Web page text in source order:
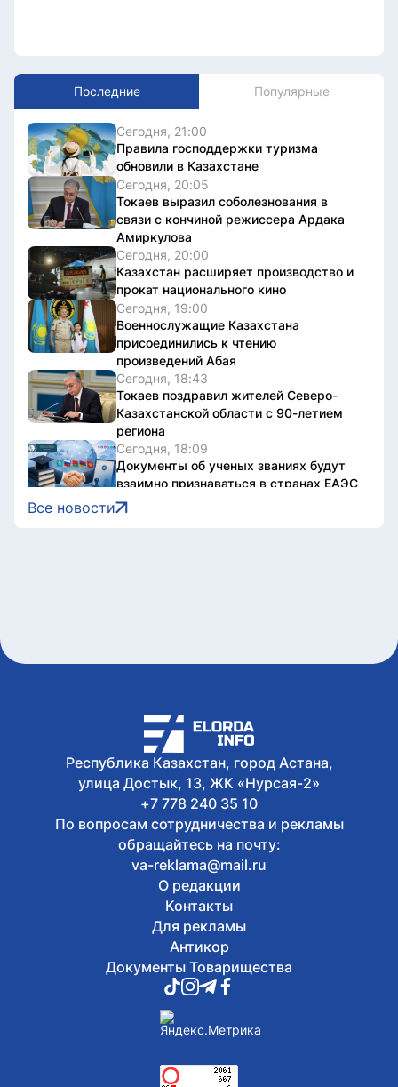
Последние Популярные
Сегодня, 21:00
Правила господдержки туризма
обновили в Казахстане
Сегодня, 20:05
Токаев выразил соболезнования в
связи с кончиной режиссера Ардака
Амиркулова
Сегодня, 20:00
Казахстан расширяет производство и
прокат национального кино
Сегодня, 19:00
Военнослужащие Казахстана
присоединились к чтению
произведений Абая
Сегодня, 18:43
Токаев поздравил жителей Северо-
Казахстанской области с 90-летием
региона
Сегодня, 18:09
Документы об ученых званиях будут
взаимно признаваться в странах ЕАЭС
Сегодня, 18:08
Свыше 1900 ИИ-фильмов из более чем
средневековья: что приготовили для
гостей Comic Con Astana 2026
Все новости
Республика Казахстан, город Астана,
улица Достык, 13, ЖК «Нурсая-2»
+7 778 240 35 10
По вопросам сотрудничества и рекламы
обращайтесь на почту:
va-reklama@mail.ru
О редакции
Контакты
Для рекламы
Антикор
Документы Товарищества